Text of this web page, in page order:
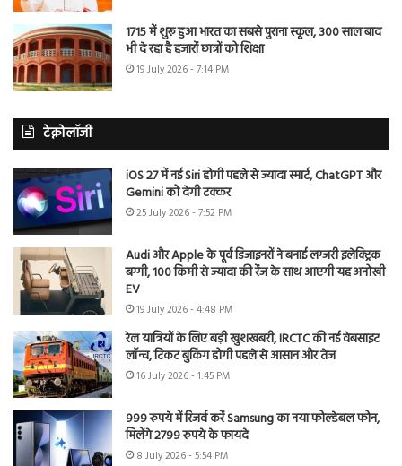
1715 में शुरू हुआ भारत का सबसे पुराना स्कूल, 300 साल बाद
भी दे रहा है हजारों छात्रों को शिक्षा
19 July 2026 - 7:14 PM
टेक्नोलॉजी
iOS 27 में नई Siri होगी पहले से ज्यादा स्मार्ट, ChatGPT और
Gemini को देगी टक्कर
25 July 2026 - 7:52 PM
Audi और Apple के पूर्व डिजाइनरों ने बनाई लग्जरी इलेक्ट्रिक
बग्गी, 100 किमी से ज्यादा की रेंज के साथ आएगी यह अनोखी
EV
19 July 2026 - 4:48 PM
रेल यात्रियों के लिए बड़ी खुशखबरी, IRCTC की नई वेबसाइट
लॉन्च, टिकट बुकिंग होगी पहले से आसान और तेज
16 July 2026 - 1:45 PM
999 रुपये में रिजर्व करें Samsung का नया फोल्डेबल फोन,
मिलेंगे 2799 रुपये के फायदे
8 July 2026 - 5:54 PM